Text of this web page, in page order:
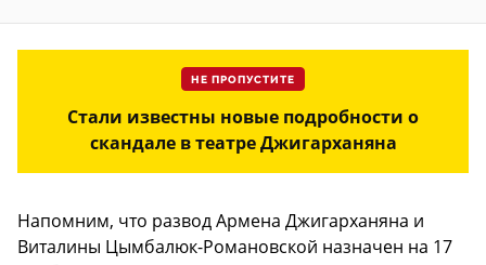
НЕ ПРОПУСТИТЕ
Стали известны новые подробности о
скандале в театре Джигарханяна
Напомним, что развод Армена Джигарханяна и
Виталины Цымбалюк-Романовской назначен на 17